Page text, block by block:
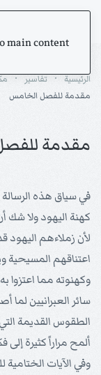
main content
الرئيسية تفاسير
مقدمة للفصل الخامس
مقدمة
في سياق هذه
كهنة اليهود ولا شك
لأن زملاءهم
اعتناقهم المسيحية
وكهنوته مما اعتزوا
سائر العبرانيين
الطقوس القديمة
ألمح مراراً كثيرة إلى
وفي الآيات